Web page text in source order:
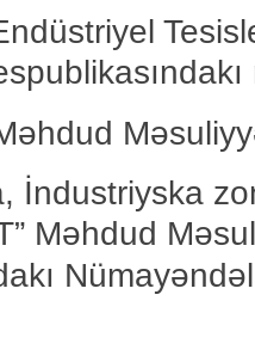
İndustriyska
Məhdud